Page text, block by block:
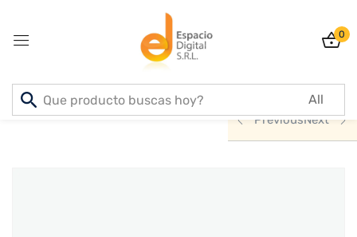
0
Inicio PRODUCTOS
ACCESORIOS
PreviousNext
Sign in